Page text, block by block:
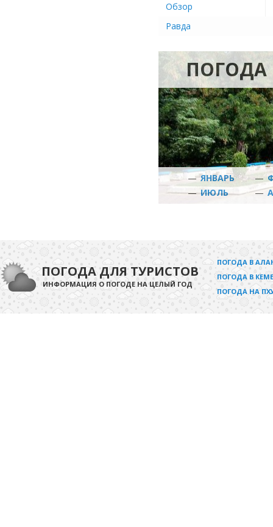
Обзор
Равда
ПОГОДА
—ЯНВАРЬ —
—ИЮЛЬ —
ПОГОДА ДЛЯ ТУРИСТОВ
ИНФОРМАЦИЯ О ПОГОДЕ НА ЦЕЛЫЙ ГОД
ПОГОДА В
ПОГОДА В
ПОГОДА НА